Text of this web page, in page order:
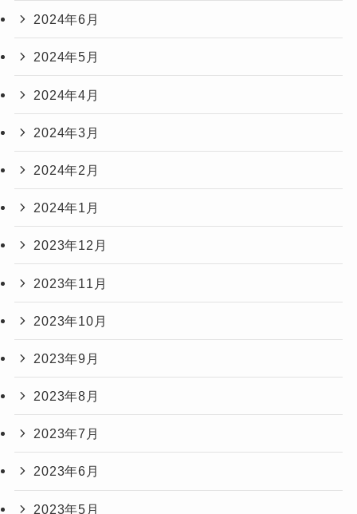
2024年6月
2024年5月
2024年4月
2024年3月
2024年2月
2024年1月
2023年12月
2023年11月
2023年10月
2023年9月
2023年8月
2023年7月
2023年6月
2023年5月